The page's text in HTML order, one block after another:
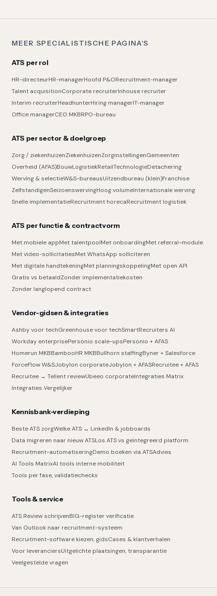
MEER SPECIALISTISCHE PAGINA'S
ATS per rol
HR-directeurHR-managerHoofd P&ORecruitment-manager
Talent acquisitionCorporate recruiterInhouse recruiter
Interim recruiterHeadhunterHiring managerIT-manager
Office managerCEO MKBRPO-bureau
ATS per sector & doelgroep
Zorg / ziekenhuizenZiekenhuizenZorginstellingenGemeenten
Overheid (AFAS)BouwLogistiekRetailTechnologieDetachering
Werving & selectieW&S-bureausUitzendbureau (klein)Franchise
ZelfstandigenSeizoenswervingHoog volumeInternationale werving
Snelle implementatieRecruitment horecaRecruitment logistiek
ATS per functie & contractvorm
Met mobiele appMet talentpoolMet onboardingMet referral-module
Met video-sollicitatiesMet WhatsApp solliciteren
Met digitale handtekeningMet planningskoppelingMet open API
Gratis vs betaaldZonder implementatiekosten
Zonder langlopend contract
Vendor-gidsen & integraties
Ashby voor techGreenhouse voor techSmartRecruiters AI
Workday enterprisePersonio scale-upsPersonio + AFAS
Homerun MKBBambooHR MKBBullhorn staffingByner + Salesforce
ForceFlow W&SJobylon corporateJobylon + AFASRecruitee + AFAS
Recruitee → Tellent reviewUbeeo corporateIntegraties Matrix
Integraties Vergelijker
Kennisbank-verdieping
Beste ATS zorgWelke ATS ↔ LinkedIn & jobboards
Data migreren naar nieuw ATSLos ATS vs geïntegreerd platform
Recruitment-automatiseringDemo boeken via ATSAdvies
AI Tools MatrixAI tools interne mobiliteit
Tools per fase, validatiechecks
Tools & service
ATS Review schrijvenBIG-register verificatie
Van Outlook naar recruitment-systeem
Recruitment-software kiezen, gidsCases & klantverhalen
Voor leveranciersUitgelichte plaatsingen, transparantie
Veelgestelde vragen